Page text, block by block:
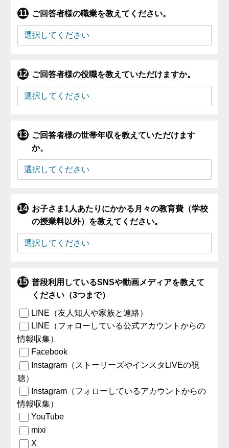
ご回答者様の職業を教えてください。
ご回答者様の役職を教えていただけますか。
ご回答者様の世帯年収を教えていただけます
か。
お子さま1人あたりにかかる月々の教育費（学校
の授業料以外）を教えてください。
普段利用しているSNSや動画メディアを教えて
ください（3つまで）
LINE（友人知人や家族と連絡）
LINE（フォローしている公式アカウントからの
情報収集）
Facebook
Instagram（ストーリーズやインスタLIVEの視
聴）
Instagram（フォローしているアカウントからの
情報収集）
YouTube
mixi
X